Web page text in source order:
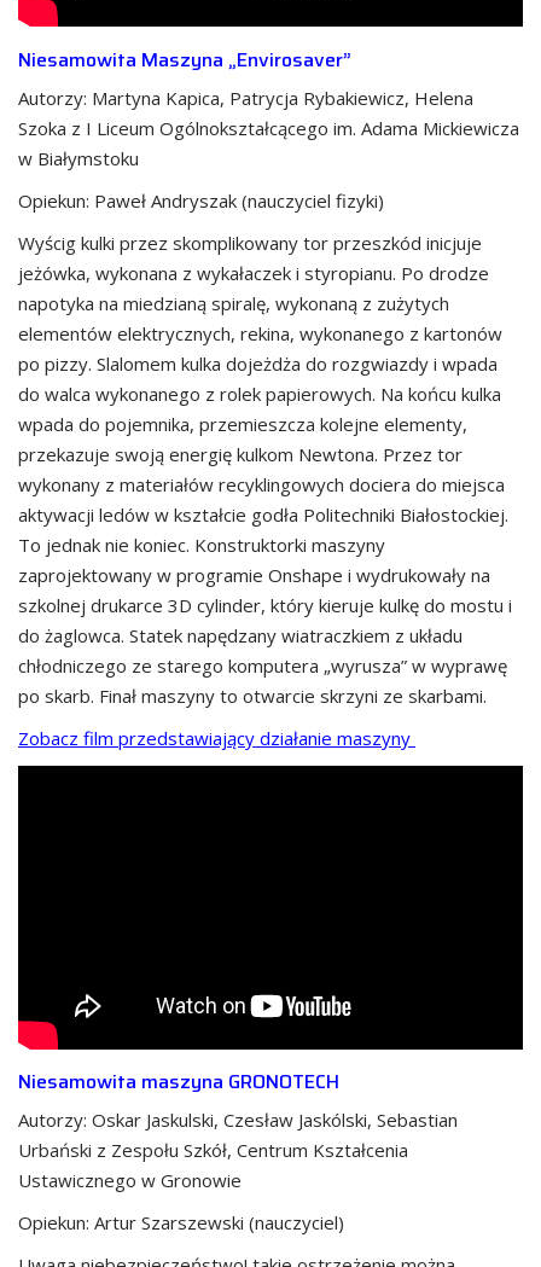
Niesamowita Maszyna „Envirosaver”
Autorzy: Martyna Kapica, Patrycja Rybakiewicz, Helena
Szoka z I Liceum Ogólnokształcącego im. Adama Mickiewicza
w Białymstoku
Opiekun: Paweł Andryszak (nauczyciel fizyki)
Wyścig kulki przez skomplikowany tor przeszkód inicjuje
jeżówka, wykonana z wykałaczek i styropianu. Po drodze
napotyka na miedzianą spiralę, wykonaną z zużytych
elementów elektrycznych, rekina, wykonanego z kartonów
po pizzy. Slalomem kulka dojeżdża do rozgwiazdy i wpada
do walca wykonanego z rolek papierowych. Na końcu kulka
wpada do pojemnika, przemieszcza kolejne elementy,
przekazuje swoją energię kulkom Newtona. Przez tor
wykonany z materiałów recyklingowych dociera do miejsca
aktywacji ledów w kształcie godła Politechniki Białostockiej.
To jednak nie koniec. Konstruktorki maszyny
zaprojektowany w programie Onshape i wydrukowały na
szkolnej drukarce 3D cylinder, który kieruje kulkę do mostu i
do żaglowca. Statek napędzany wiatraczkiem z układu
chłodniczego ze starego komputera „wyrusza” w wyprawę
po skarb. Finał maszyny to otwarcie skrzyni ze skarbami.
Zobacz film przedstawiający działanie maszyny
Niesamowita maszyna GRONOTECH
Autorzy: Oskar Jaskulski, Czesław Jaskólski, Sebastian
Urbański z Zespołu Szkół, Centrum Kształcenia
Ustawicznego w Gronowie
Opiekun: Artur Szarszewski (nauczyciel)